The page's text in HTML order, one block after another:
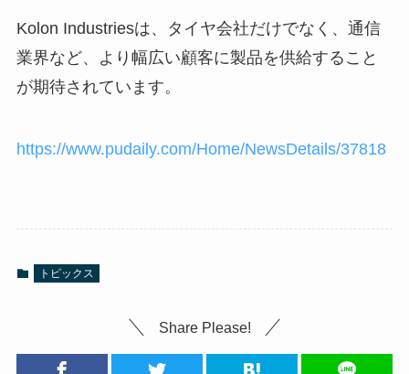
Kolon Industriesは、タイヤ会社だけでなく、通信
業界など、より幅広い顧客に製品を供給すること
が期待されています。
https://www.pudaily.com/Home/NewsDetails/37818
トピックス
Share Please!